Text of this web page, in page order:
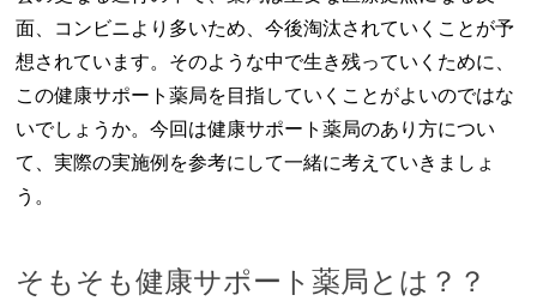
面、コンビニより多いため、今後淘汰されていくことが予
想されています。そのような中で生き残っていくために、
この健康サポート薬局を目指していくことがよいのではな
いでしょうか。今回は健康サポート薬局のあり方につい
て、実際の実施例を参考にして一緒に考えていきましょ
う。
そもそも健康サポート薬局とは？？